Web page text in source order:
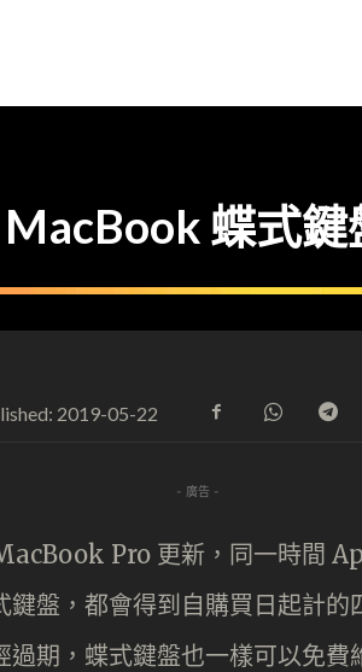
蝶式
2019-05-22
- 廣告 -
Pro 更新，同一時間
盤，都會得到自購買日起計的
期，蝶式鍵盤也一樣可以免費